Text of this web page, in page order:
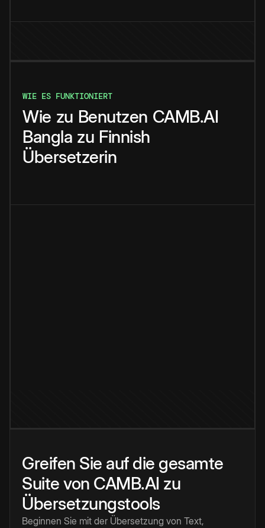
WIE ES FUNKTIONIERT
Wie zu Benutzen CAMB.AI
Bangla zu Finnish
Übersetzerin
Greifen Sie auf die gesamte
Suite von CAMB.AI zu
Übersetzungstools
Beginnen Sie mit der Übersetzung von Text,